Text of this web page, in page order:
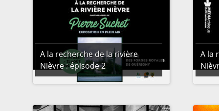
A la recherche de la rivière
Nièvre : épisode 2
A la